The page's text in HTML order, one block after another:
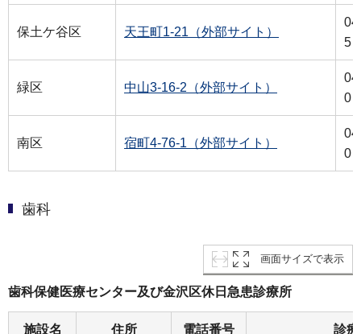
保土ケ谷区 天王町1-21（外部サイト）
5
緑区 中山3-16-2（外部サイト）
0
南区 宿町4-76-1（外部サイト）
0
歯科
画面サイズで表示
歯科保健医療センター及び金沢区休日急患診療所
施設名 住所 電話番号 診